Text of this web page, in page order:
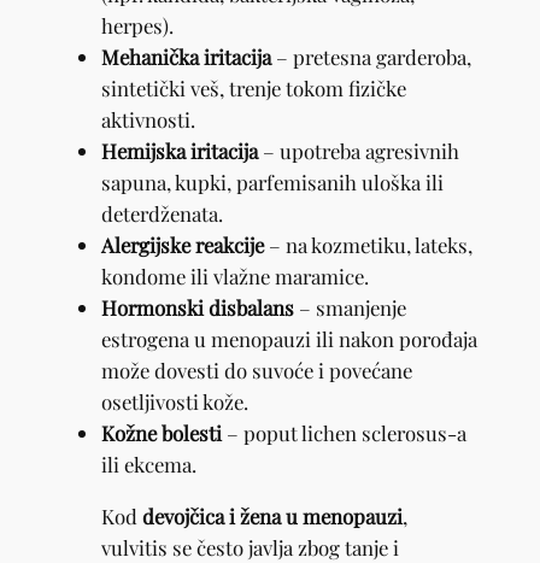
herpes).
Mehanička iritacija– pretesna garderoba,
sintetički veš, trenje tokom fizičke
aktivnosti.
Hemijska iritacija– upotreba agresivnih
sapuna, kupki, parfemisanih uloška ili
deterdženata.
Alergijske reakcije– na kozmetiku, lateks,
kondome ili vlažne maramice.
Hormonski disbalans– smanjenje
estrogena u menopauzi ili nakon porođaja
može dovesti do suvoće i povećane
osetljivosti kože.
Kožne bolesti– poput lichen sclerosus-a
ili ekcema.
Kod devojčica i žena u menopauzi,
vulvitis se često javlja zbog tanje i